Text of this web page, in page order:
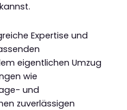
Expertise und
eigentlichen Umzug
wie
und
zuverlässigen